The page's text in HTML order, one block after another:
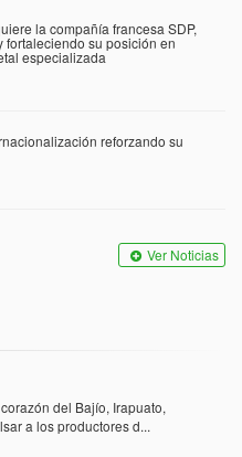
la compañía francesa SDP,
fortaleciendo su posición en
especializada
reforzando su
Ver Noticias
del Bajío, Irapuato,
a los productores d...